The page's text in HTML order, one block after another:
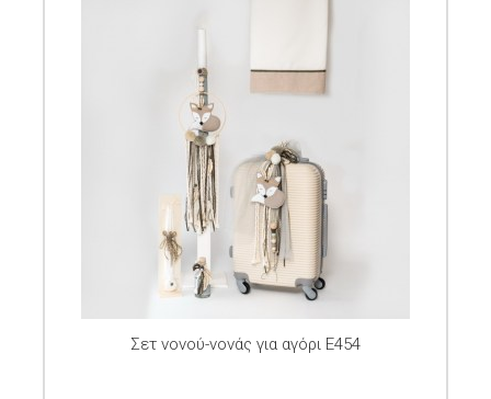
Σετ νονού-νονάς για αγόρι E454